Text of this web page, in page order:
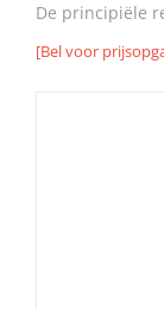
De principiële
[Bel voor